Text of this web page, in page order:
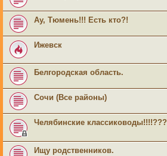
Ау, Тюмень!!! Есть кто?!
Ижевск
Белгородская область.
Сочи (Все районы)
Челябинские классиководы!!!!???
Ищу родственников.